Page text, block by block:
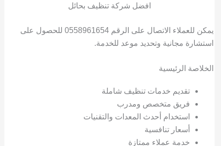
افضل شركة تنظيف بحائل
يمكن للعملاء الاتصال على الرقم 0558961654 للحصول على
استشارة مجانية وتحديد موعد للخدمة.
الخلاصة الرئيسية
تقديم خدمات تنظيف شاملة
فريق متخصص ومدرب
استخدام أحدث المعدات والتقنيات
أسعار تنافسية
خدمة عملاء ممتازة